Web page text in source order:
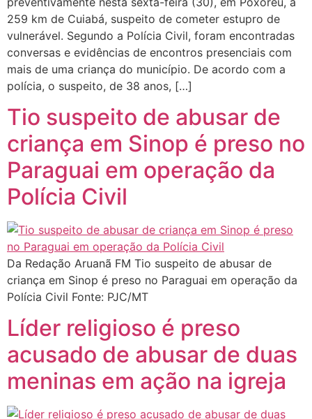
259 km de Cuiabá, suspeito de cometer estupro de
vulnerável. Segundo a Polícia Civil, foram encontradas
conversas e evidências de encontros presenciais com
mais de uma criança do município. De acordo com a
polícia, o suspeito, de 38 anos, […]
Tio suspeito de abusar de
criança em Sinop é preso no
Paraguai em operação da
Polícia Civil
Da Redação Aruanã FM Tio suspeito de abusar de
criança em Sinop é preso no Paraguai em operação da
Polícia Civil Fonte: PJC/MT
Líder religioso é preso
acusado de abusar de duas
meninas em ação na igreja